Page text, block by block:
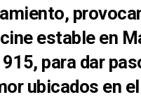
estable en
para dar
ubicados en